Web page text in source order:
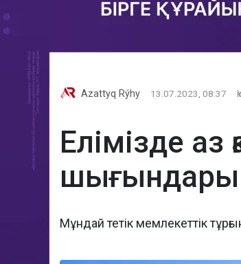
Azattyq Rýhy 13.07.2023, 08:37
Елімізде
Мұндай тетік мемлекеттік